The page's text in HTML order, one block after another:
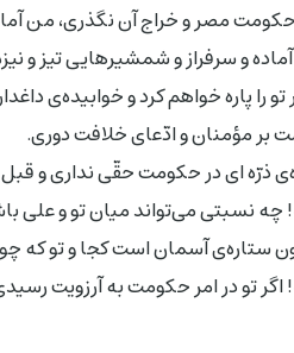
حکومت مصر و خراج آن نگذرى، من
و سرفراز و شمشیرهایى تیز و
تو را پاره خواهم کرد و خوابیده‌ی
بر مؤمنان و ادّعاى خلافت دورى.
ذرّه اى در حکومت حقّى ندارى و
چه نسبتى مى‌تواند میان تو و
ستاره‌ی آسمان است کجا و تو که
اگر تو در امر حکومت به آرزویت